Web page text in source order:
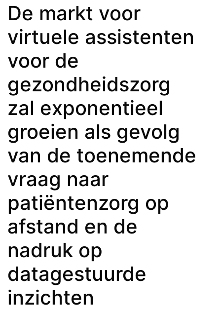
De markt voor
virtuele assistenten
voor de
gezondheidszorg
zal exponentieel
groeien als gevolg
van de toenemende
vraag naar
patiëntenzorg op
afstand en de
nadruk op
datagestuurde
inzichten